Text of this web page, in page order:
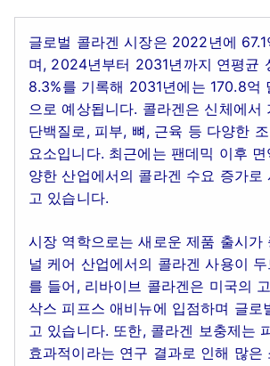
글로벌 콜라겐 시장은 2022년에
며, 2024년부터 2031년까지 연평균
8.3%를 기록해 2031년에는 170.8억
으로 예상됩니다. 콜라겐은 신체에서
단백질로, 피부, 뼈, 근육 등 다양한
요소입니다. 최근에는 팬데믹 이후
양한 산업에서의 콜라겐 수요 증가로
고 있습니다.
시장 역학으로는 새로운 제품 출시가
널 케어 산업에서의 콜라겐 사용이
를 들어, 리바이브 콜라겐은 미국의
삭스 피프스 애비뉴에 입점하며 글로
고 있습니다. 또한, 콜라겐 보충제는
효과적이라는 연구 결과로 인해 많은